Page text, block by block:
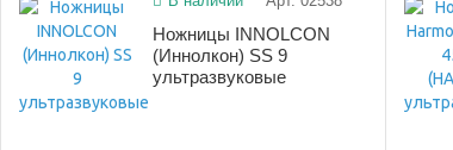
Ножницы INNOLCON
(Иннолкон) SS 9
ультразвуковые